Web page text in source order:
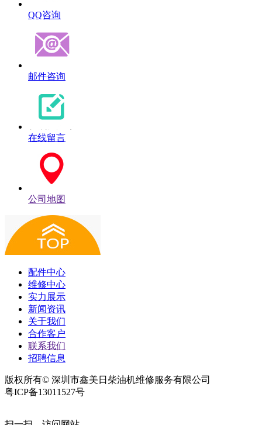
QQ咨询
邮件咨询
在线留言
公司地图
配件中心
维修中心
实力展示
新闻资讯
关于我们
合作客户
联系我们
招聘信息
版权所有© 深圳市鑫美日柴油机维修服务有限公司
粤ICP备13011527号